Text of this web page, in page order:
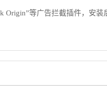
Origin”等广告拦截插件，安